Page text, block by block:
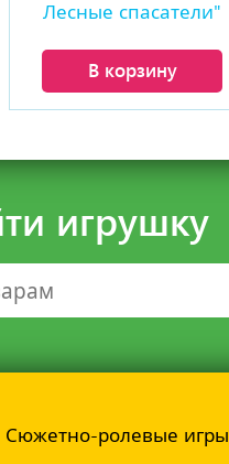
Лесные спасатели"
В корзину
игрушку
Сюжетно-ролевые игры